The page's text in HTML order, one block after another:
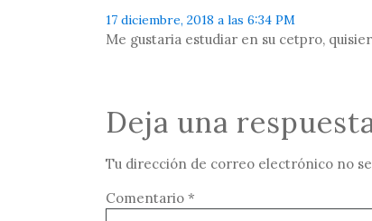
17 diciembre, 2018 a las 6:34 PM
Me gustaria estudiar en su cetpro,
Deja una
Tu dirección de correo electrónico no
Comentario *